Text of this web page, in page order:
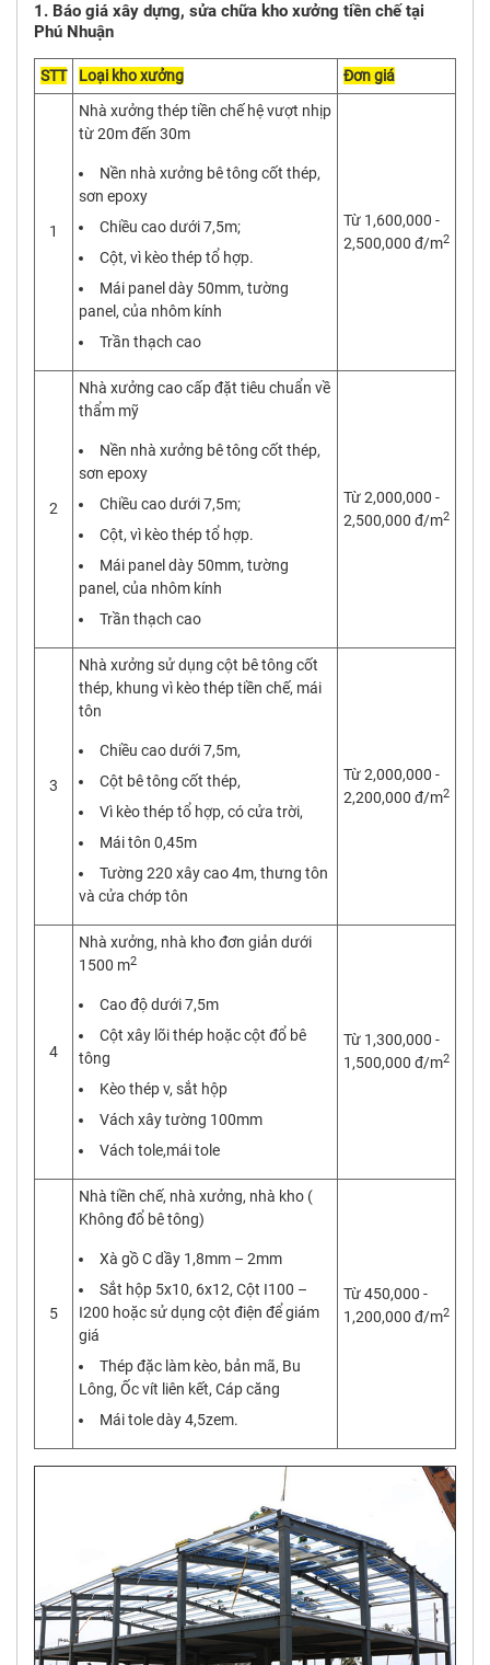
1. Báo giá xây dựng, sửa chữa kho xưởng tiền chế tại
Phú Nhuận
STT Loại kho xưởng Đơn giá
1
Nhà xưởng thép tiền chế hệ vượt nhịp
từ 20m đến 30m
Nền nhà xưởng bê tông cốt thép,
sơn epoxy
Chiều cao dưới 7,5m;
Cột, vì kèo thép tổ hợp.
Mái panel dày 50mm, tường
panel, của nhôm kính
Trần thạch cao
Từ 1,600,000 -
2,500,000 đ/m2
2
Nhà xưởng cao cấp đặt tiêu chuẩn về
thẩm mỹ
Nền nhà xưởng bê tông cốt thép,
sơn epoxy
Chiều cao dưới 7,5m;
Cột, vì kèo thép tổ hợp.
Mái panel dày 50mm, tường
panel, của nhôm kính
Trần thạch cao
Từ 2,000,000 -
2,500,000 đ/m2
3
Nhà xưởng sử dụng cột bê tông cốt
thép, khung vì kèo thép tiền chế, mái
tôn
Chiều cao dưới 7,5m,
Cột bê tông cốt thép,
Vì kèo thép tổ hợp, có cửa trời,
Mái tôn 0,45m
Tường 220 xây cao 4m, thưng tôn
và cửa chớp tôn
Từ 2,000,000 -
2,200,000 đ/m2
4
Nhà xưởng, nhà kho đơn giản dưới
1500 m2
Cao độ dưới 7,5m
Cột xây lõi thép hoặc cột đổ bê
tông
Kèo thép v, sắt hộp
Vách xây tường 100mm
Vách tole,mái tole
Từ 1,300,000 -
1,500,000 đ/m2
5
Nhà tiền chế, nhà xưởng, nhà kho (
Không đổ bê tông)
Xà gồ C dầy 1,8mm – 2mm
Sắt hộp 5x10, 6x12, Cột I100 –
I200 hoặc sử dụng cột điện để giám
giá
Thép đặc làm kèo, bản mã, Bu
Lông, Ốc vít liên kết, Cáp căng
Mái tole dày 4,5zem.
Từ 450,000 -
1,200,000 đ/m2